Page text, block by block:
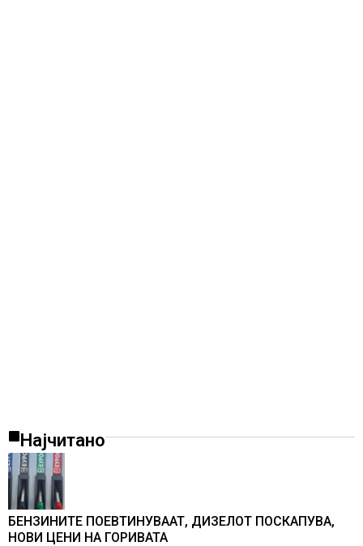
Најчитано
БЕНЗИНИТЕ ПОЕВТИНУВААТ, ДИЗЕЛОТ ПОСКАПУВА,
НОВИ ЦЕНИ НА ГОРИВАТА